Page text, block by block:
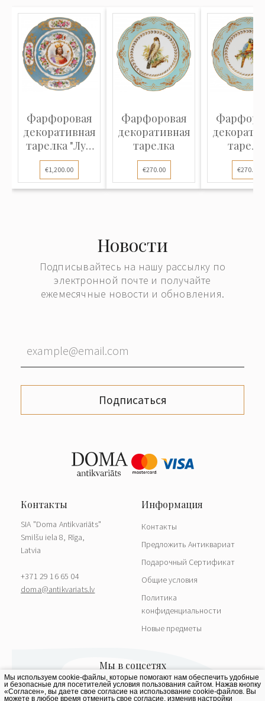
Фарфоровая
декоративная
тарелка "Луи
VII"
€1,200.00
Фарфоровая
декоративная
тарелка
€270.00 €270.00
Новости
Подписывайтесь на нашу рассылку по
электронной почте и получайте
ежемесячные новости и обновления.
Подписаться
SIA "Doma Antikvariāts"
Smilšu iela 8, Rīga,
Latvia
+371 29 16 65 04
doma@antikvariats.lv
Контакты
Предложить Антиквариат
Подарочный Сертификат
Общие условия
Политика
конфиденциальности
Новые предметы
Мы используем cookie-файлы, которые помогают нам обеспечить удобные
и безопасные для посетителей условия пользования сайтом. Нажав кнопку
«Согласен», вы даете свое согласие на использование cookie-файлов. Вы
можете в любое время отменить свое согласие, изменив настройки